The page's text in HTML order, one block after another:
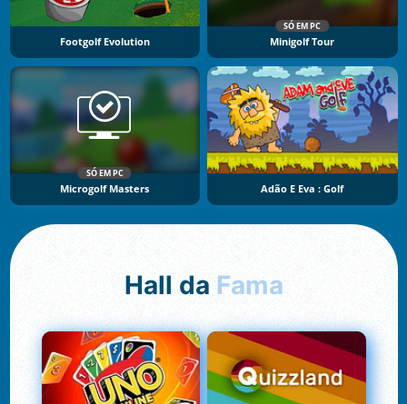
Footgolf Evolution
SÓ EM PC
Minigolf Tour
SÓ EM PC
Microgolf Masters Adão E Eva : Golf
Hall da Fama